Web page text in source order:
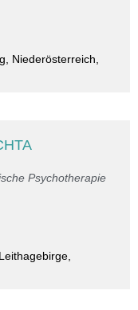
Niederösterreich,
Psychotherapie